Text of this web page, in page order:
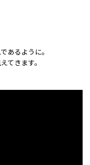
あるように。
てきます。